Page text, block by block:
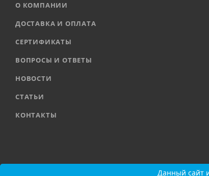
О КОМПАНИИ
ДОСТАВКА И ОПЛАТА
СЕРТИФИКАТЫ
ВОПРОСЫ И ОТВЕТЫ
НОВОСТИ
СТАТЬИ
КОНТАКТЫ
Карта сайтаДанный сайт